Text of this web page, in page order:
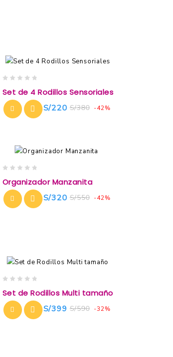
out
of
5
Set de 4 Rodillos Sensoriales
S/380
S/220 -42%
out
of
5
Organizador Manzanita
S/550
S/320 -42%
out
of
5
Set de Rodillos Multi tamaño
S/590
S/399 -32%